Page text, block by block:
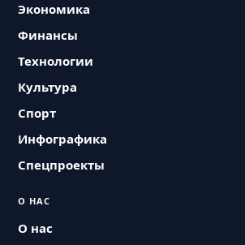
Экономика
Финансы
Технологии
Культура
Спорт
Инфографика
Спецпроекты
О НАС
О нас